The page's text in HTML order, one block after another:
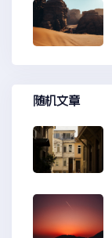
随机文章